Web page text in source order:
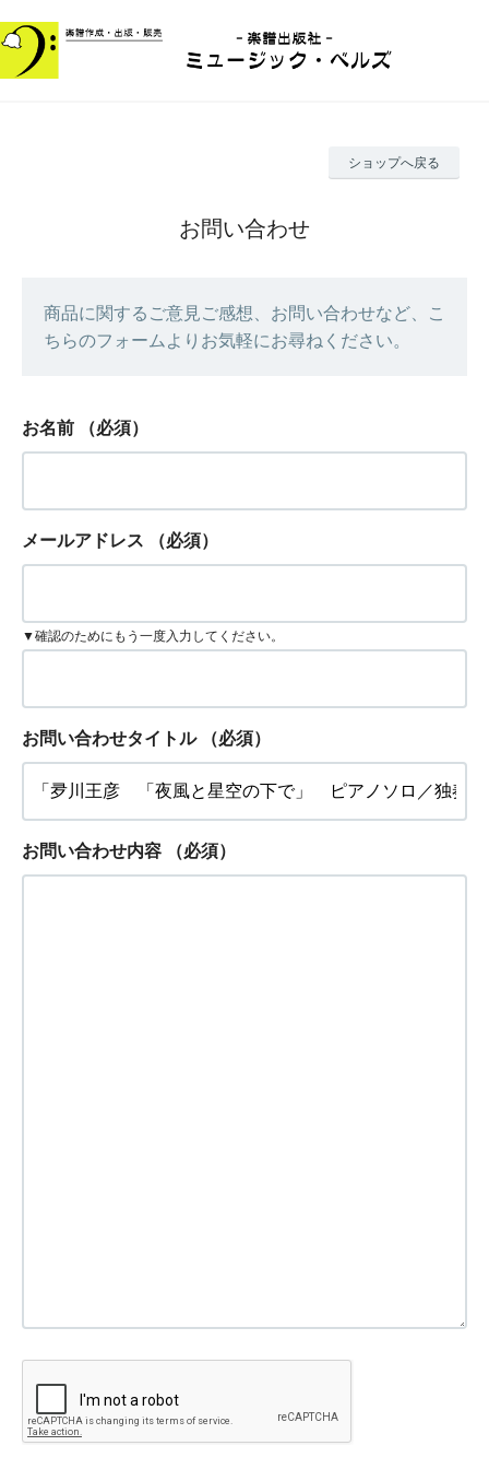
ショップへ戻る
お問い合わせ
商品に関するご意見ご感想、お問い合わせなど、こ
ちらのフォームよりお気軽にお尋ねください。
お名前 （必須）
メールアドレス （必須）
▼確認のためにもう一度入力してください。
お問い合わせタイトル （必須）
お問い合わせ内容 （必須）